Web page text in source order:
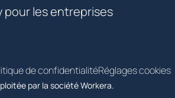
pour les entreprises
par la société Workera.
de confidentialitéRéglages cookies